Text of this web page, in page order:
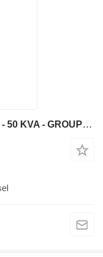
Caterpillar DE50 GC GENERATOR - 50 KVA - GROUPE ELETROGENE